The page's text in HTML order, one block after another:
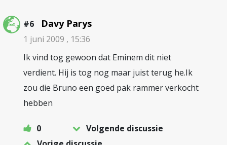
#6 Davy Parys
1 juni 2009 , 15:36
Ik vind tog gewoon dat Eminem dit niet
verdient. Hij is tog nog maar juist terug he.Ik
zou die Bruno een goed pak rammer verkocht
hebben
0
Volgende discussie